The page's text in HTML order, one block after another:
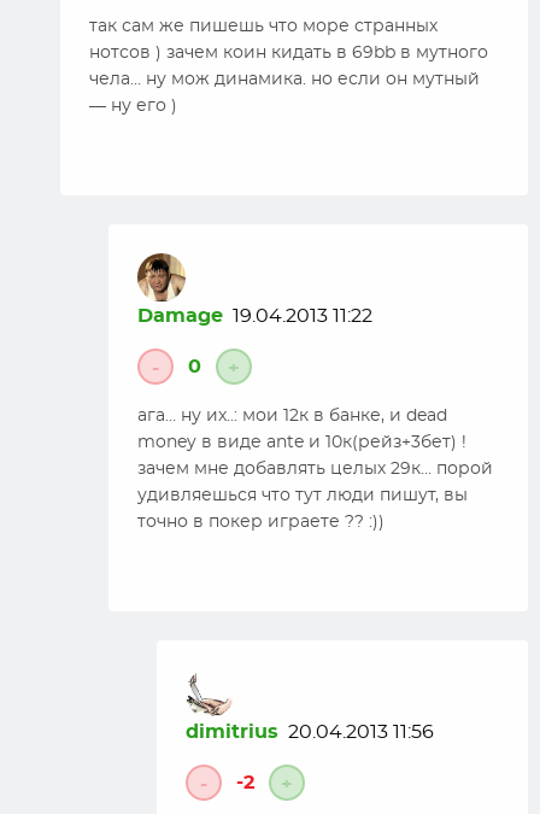
так сам же пишешь что море странных
нотсов ) зачем коин кидать в 69bb в мутного
чела… ну мож динамика. но если он мутный
— ну его )
Damage 19.04.2013 11:22
- 0 +
ага… ну их..: мои 12к в банке, и dead
money в виде ante и 10к(рейз+3бет) !
зачем мне добавлять целых 29к… порой
удивляешься что тут люди пишут, вы
точно в покер играете ?? :))
dimitrius 20.04.2013 11:56
- -2 +